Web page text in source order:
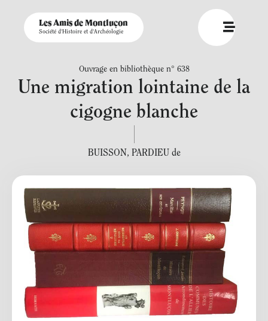
Les Amis de Montluçon
Société d'Histoire et d'Archéologie
Ouvrage en bibliothèque n° 638
Une migration lointaine de la
cigogne blanche
BUISSON, PARDIEU de